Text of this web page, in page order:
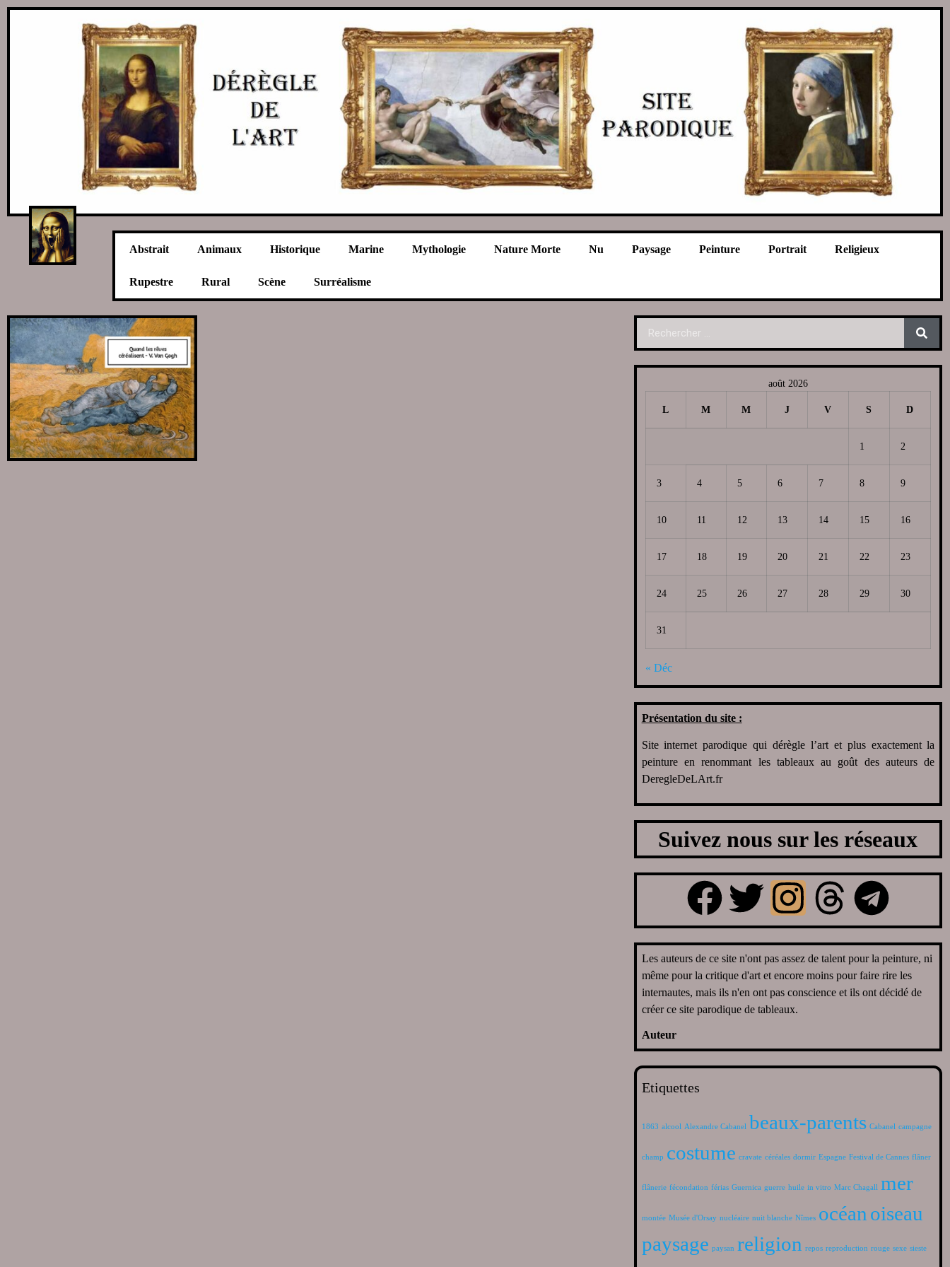
Abstrait Animaux Historique Marine Mythologie Nature Morte Nu Paysage Peinture Portrait Religieux
Rupestre Rural Scène Surréalisme
août 2026
L M M J V S D
1 2
3 4 5 6 7 8 9
10 11 12 13 14 15 16
17 18 19 20 21 22 23
24 25 26 27 28 29 30
31
« Déc
Présentation du site :
Site internet parodique qui dérègle l’art et plus exactement la
peinture en renommant les tableaux au goût des auteurs de
DeregleDeLArt.fr
Suivez nous sur les réseaux
Les auteurs de ce site n'ont pas assez de talent pour la peinture, ni
même pour la critique d'art et encore moins pour faire rire les
internautes, mais ils n'en ont pas conscience et ils ont décidé de
créer ce site parodique de tableaux.
Auteur
Etiquettes
1863 alcool Alexandre Cabanel beaux-parents Cabanel campagne
champ costume cravate céréales dormir Espagne Festival de Cannes flâner
flânerie fécondation férias Guernica guerre huile in vitro Marc Chagall mer
montée Musée d'Orsay nucléaire nuit blanche Nîmes océan oiseau
paysage paysan religion repos reproduction rouge sexe sieste